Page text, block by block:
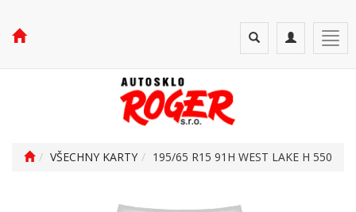
Toggle
navigation
Toggle
search
VŠECHNY KARTY 195/65 R15 91H WEST LAKE H 550